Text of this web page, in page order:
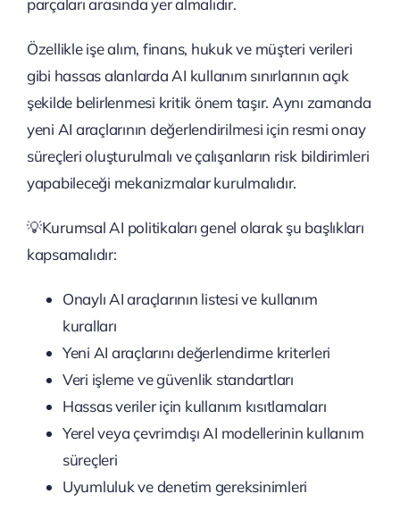
parçaları arasında yer almalıdır.
Özellikle işe alım, finans, hukuk ve müşteri verileri
gibi hassas alanlarda AI kullanım sınırlarının açık
şekilde belirlenmesi kritik önem taşır. Aynı zamanda
yeni AI araçlarının değerlendirilmesi için resmi onay
süreçleri oluşturulmalı ve çalışanların risk bildirimleri
yapabileceği mekanizmalar kurulmalıdır.
💡Kurumsal AI politikaları genel olarak şu başlıkları
kapsamalıdır:
Onaylı AI araçlarının listesi ve kullanım
kuralları
Yeni AI araçlarını değerlendirme kriterleri
Veri işleme ve güvenlik standartları
Hassas veriler için kullanım kısıtlamaları
Yerel veya çevrimdışı AI modellerinin kullanım
süreçleri
Uyumluluk ve denetim gereksinimleri